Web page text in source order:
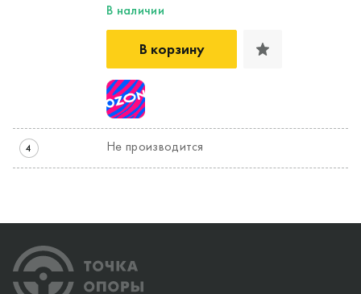
В наличии
В корзину
4 Не производится